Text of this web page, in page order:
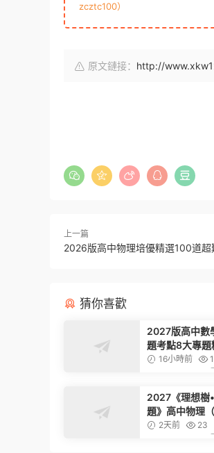
zcztc100）
原文鏈接： http://
上一篇
2026版高中物理培優精選100道超
猜你喜歡
2027版高中數
題考點8大專題
16小時前
2027《理想樹
題》高中物理
必修第一冊）（
2天前
23